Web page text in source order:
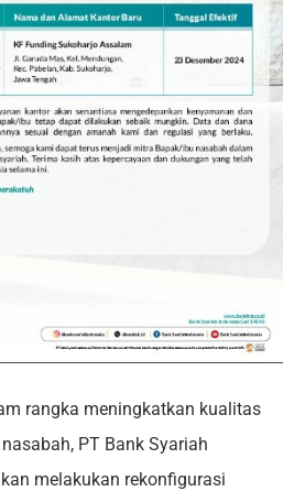
rangka meningkatkan kualitas
PT Bank Syariah
melakukan rekonfigurasi